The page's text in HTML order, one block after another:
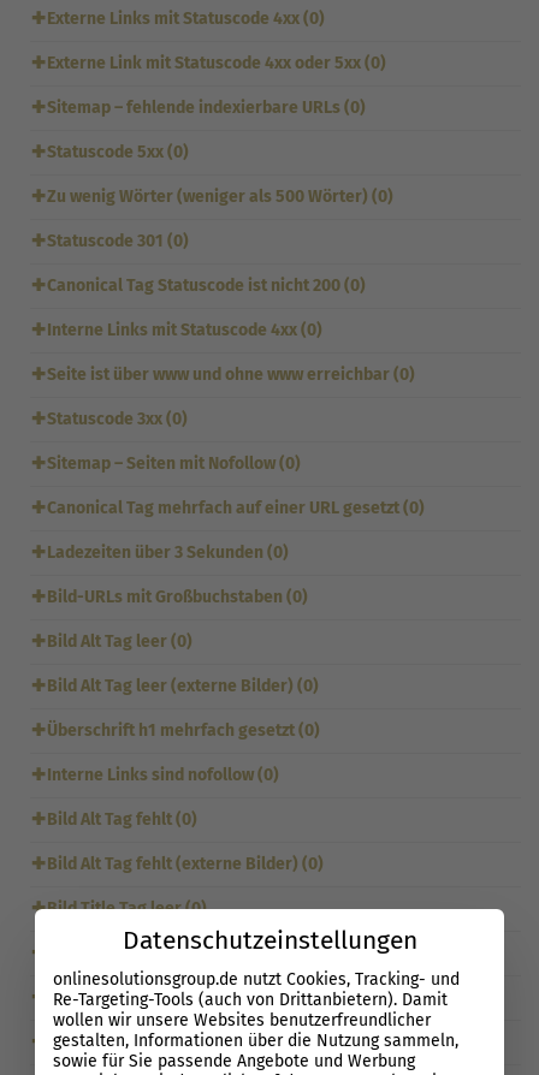
✚Externe Links mit Statuscode 4xx (0)
✚Externe Link mit Statuscode 4xx oder 5xx (0)
✚Sitemap – fehlende indexierbare URLs (0)
✚Statuscode 5xx (0)
✚Zu wenig Wörter (weniger als 500 Wörter) (0)
✚Statuscode 301 (0)
✚Canonical Tag Statuscode ist nicht 200 (0)
✚Interne Links mit Statuscode 4xx (0)
✚Seite ist über www und ohne www erreichbar (0)
✚Statuscode 3xx (0)
✚Sitemap – Seiten mit Nofollow (0)
✚Canonical Tag mehrfach auf einer URL gesetzt (0)
✚Ladezeiten über 3 Sekunden (0)
✚Bild-URLs mit Großbuchstaben (0)
✚Bild Alt Tag leer (0)
✚Bild Alt Tag leer (externe Bilder) (0)
✚Überschrift h1 mehrfach gesetzt (0)
✚Interne Links sind nofollow (0)
✚Bild Alt Tag fehlt (0)
✚Bild Alt Tag fehlt (externe Bilder) (0)
✚Bild Title Tag leer (0)
✚ Bild Title Tag leer (externe Bilder) (0)
✚ Überschrift h1: Keywords aus h1 fehlen im Seitentext (0)
✚ Sitemap – Seiten mit abweichendem Canonical (0)
Datenschutzeinstellungen
onlinesolutionsgroup.de nutzt Cookies, Tracking- und
Re-Targeting-Tools (auch von Drittanbietern). Damit
wollen wir unsere Websites benutzerfreundlicher
gestalten, Informationen über die Nutzung sammeln,
sowie für Sie passende Angebote und Werbung